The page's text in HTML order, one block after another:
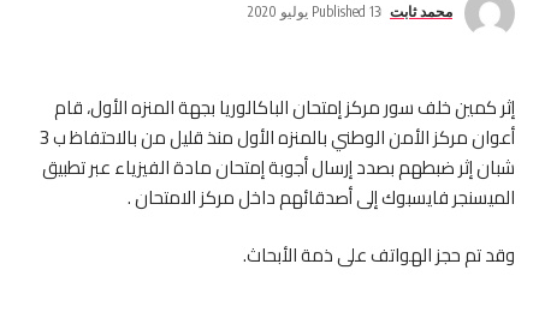
محمد ثابت Published 13 يوليو 2020
إثر كمين خلف سور مركز إمتحان الباكالوريا بجهة المنزه الأول، قام
أعوان مركز الأمن الوطني بالمنزه الأول منذ قليل من بالاحتفاظ ب 3
شبان إثر ضبطهم بصدد إرسال أجوبة إمتحان مادة الفيزياء عبر تطبيق
الميسنجر فايسبوك إلى أصدقائهم داخل مركز الامتحان .
وقد تم حجز الهواتف على ذمة الأبحاث.